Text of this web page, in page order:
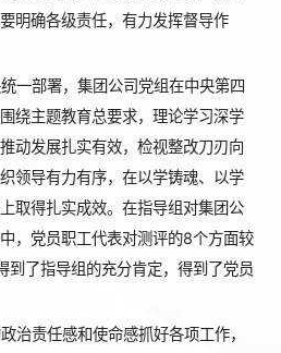
明确各级责任，有力发挥督导作
一部署，集团公司党组在中央第四
绕主题教育总要求，理论学习深学
动发展扎实有效，检视整改刀刃向
领导有力有序，在以学铸魂、以学
取得扎实成效。在指导组对集团公
，党员职工代表对测评的8个方面较
到了指导组的充分肯定，得到了党员
治责任感和使命感抓好各项工作，